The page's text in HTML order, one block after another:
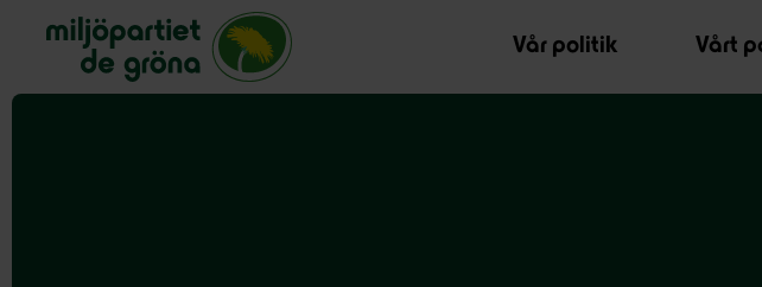
Miljöpartiet de gröna, startsida
Vår politik
Vårt